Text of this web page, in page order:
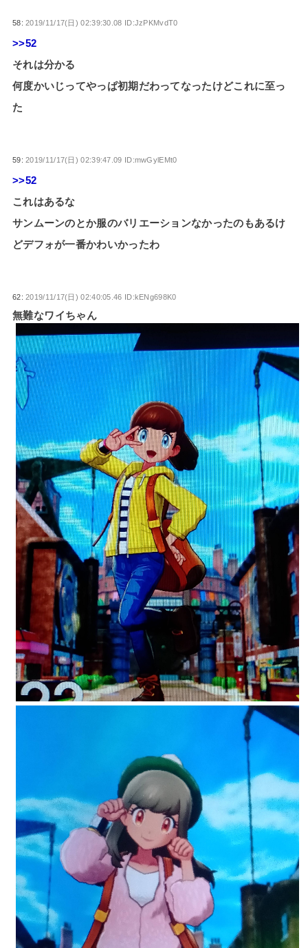
58:2019/11/17(日) 02:39:30.08 ID:JzPKMvdT0
>>52
それは分かる
何度かいじってやっぱ初期だわってなったけどこれに至っ
た
59:2019/11/17(日) 02:39:47.09 ID:mwGylEMt0
>>52
これはあるな
サンムーンのとか服のバリエーションなかったのもあるけ
どデフォが一番かわいかったわ
62:2019/11/17(日) 02:40:05.46 ID:kENg698K0
無難なワイちゃん